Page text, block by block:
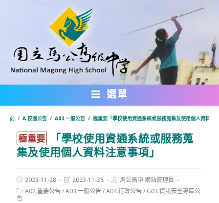
內
選單
/ A.校園公告 / A03.一般公告 / 極重要「學校使用資通系統或服務蒐集及使用個人資料注
極重要
「學校使用資通系統或服務蒐
集及使用個人資料注意事項」
Post
published:
2023-11-28
Post
modified:
2023-11-28
Post
author:
馬公高中 網站管理員
Post
category:
A02.重要公告/A03.一般公告/A04.行政公告/ G03.資訊安全專區公
告